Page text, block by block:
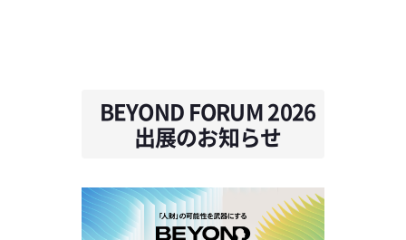
BEYOND FORUM 2026
出展のお知らせ